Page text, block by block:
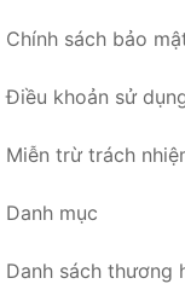
Chính sách bảo
Điều khoản sử
Miễn trừ trách
Danh mục
Danh sách thương